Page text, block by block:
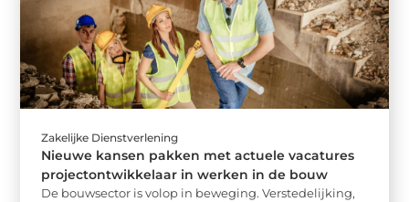
Zakelijke Dienstverlening
Nieuwe kansen pakken met actuele vacatures
projectontwikkelaar in werken in de bouw
De bouwsector is volop in beweging. Verstedelijking,